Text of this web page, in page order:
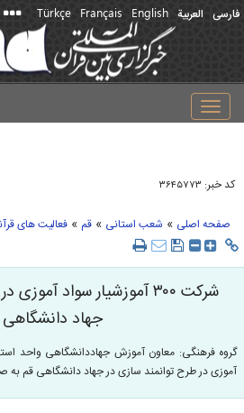
فارسی العربیة English
Français
Türkçe
Toggle
navigation
کد خبر: ۳۶۴۵۷۷۳
صفحه اصلی » شعب استانی » قم » فعالیت های
شرکت ۳۰۰ آموزشیار سواد
جهاد
آموزی در طرح توانمند سازی در جهاد دانشگاهی قم